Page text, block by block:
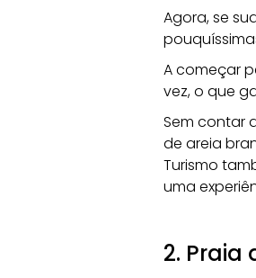
Agora, se
A começar
vez, o que
Sem contar
de areia
Turismo
uma
2. Praia